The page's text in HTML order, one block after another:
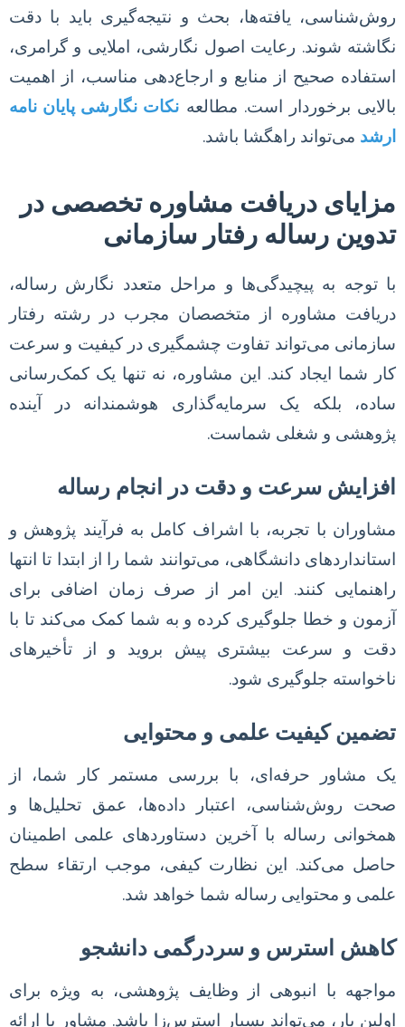
روش‌شناسی، یافته‌ها، بحث و نتیجه‌گیری باید با دقت
نگاشته شوند. رعایت اصول نگارشی، املایی و گرامری،
استفاده صحیح از منابع و ارجاع‌دهی مناسب، از اهمیت
بالایی برخوردار است. مطالعه نکات نگارشی پایان نامه
ارشد می‌تواند راهگشا باشد.
مزایای دریافت مشاوره تخصصی در
تدوین رساله رفتار سازمانی
با توجه به پیچیدگی‌ها و مراحل متعدد نگارش رساله،
دریافت مشاوره از متخصصان مجرب در رشته رفتار
سازمانی می‌تواند تفاوت چشمگیری در کیفیت و سرعت
کار شما ایجاد کند. این مشاوره، نه تنها یک کمک‌رسانی
ساده، بلکه یک سرمایه‌گذاری هوشمندانه در آینده
پژوهشی و شغلی شماست.
افزایش سرعت و دقت در انجام رساله
مشاوران با تجربه، با اشراف کامل به فرآیند پژوهش و
استانداردهای دانشگاهی، می‌توانند شما را از ابتدا تا انتها
راهنمایی کنند. این امر از صرف زمان اضافی برای
آزمون و خطا جلوگیری کرده و به شما کمک می‌کند تا با
دقت و سرعت بیشتری پیش بروید و از تأخیرهای
ناخواسته جلوگیری شود.
تضمین کیفیت علمی و محتوایی
یک مشاور حرفه‌ای، با بررسی مستمر کار شما، از
صحت روش‌شناسی، اعتبار داده‌ها، عمق تحلیل‌ها و
همخوانی رساله با آخرین دستاوردهای علمی اطمینان
حاصل می‌کند. این نظارت کیفی، موجب ارتقاء سطح
علمی و محتوایی رساله شما خواهد شد.
کاهش استرس و سردرگمی دانشجو
مواجهه با انبوهی از وظایف پژوهشی، به ویژه برای
اولین بار، می‌تواند بسیار استرس‌زا باشد. مشاور با ارائه